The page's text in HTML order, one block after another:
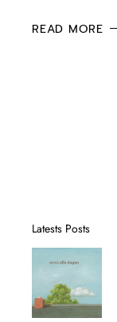
READ MORE
Latests Posts